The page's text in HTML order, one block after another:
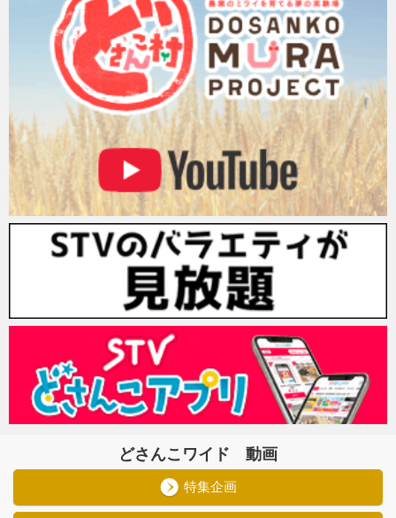
どさんこワイド 動画
特集企画